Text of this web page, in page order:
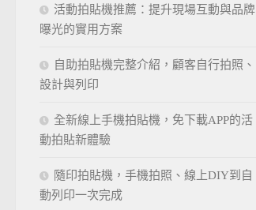
活動拍貼機推薦：提升現場互動與品牌
曝光的實用方案
自助拍貼機完整介紹，顧客自行拍照、
設計與列印
全新線上手機拍貼機，免下載APP的活
動拍貼新體驗
隨印拍貼機，手機拍照、線上DIY到自
動列印一次完成